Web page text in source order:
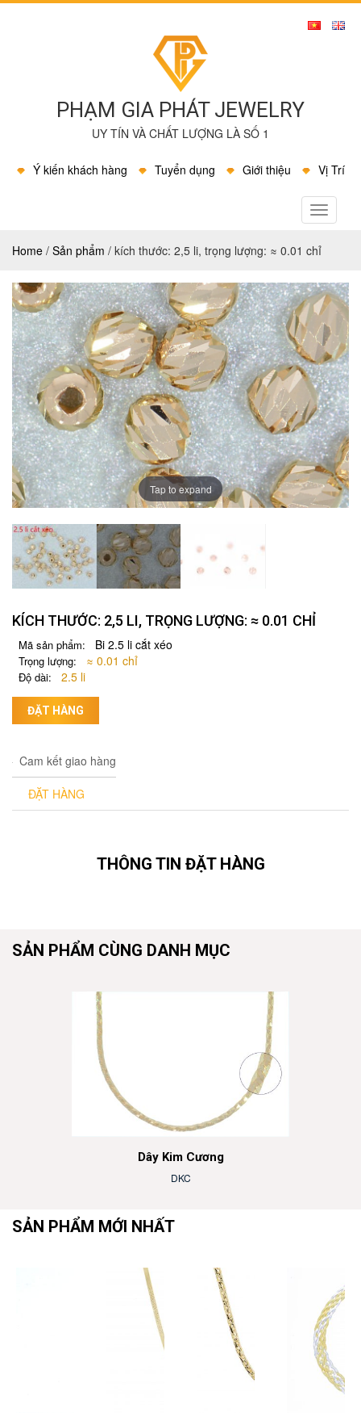
PHẠM GIA PHÁT JEWELRY
UY TÍN VÀ CHẤT LƯỢNG LÀ SỐ 1
Ý kiến khách hàng Tuyển dụng Giới thiệu Vị Trí
MENU
Home / Sản phẩm / kích thước: 2,5 li, trọng lượng: ≈ 0.01 chỉ
Tap to expand
KÍCH THƯỚC: 2,5 LI, TRỌNG LƯỢNG: ≈ 0.01 CHỈ
Mã sản phẩm: Bi 2.5 li cắt xéo
Trọng lượng: ≈ 0.01 chỉ
Độ dài: 2.5 li
ĐẶT HÀNG
Cam kết giao hàng
ĐẶT HÀNG
THÔNG TIN ĐẶT HÀNG
SẢN PHẨM CÙNG DANH MỤC
Dây Kim Cương
DKC
SẢN PHẨM MỚI NHẤT